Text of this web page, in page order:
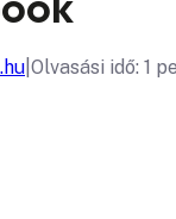
Olvasási idő: 1